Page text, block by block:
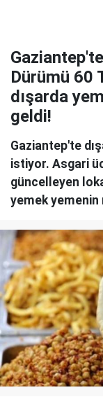
Dürümü 60
dışarda
geldi!
Gaziantep'te
istiyor. Asgari
güncelleyen
yemek yemenin